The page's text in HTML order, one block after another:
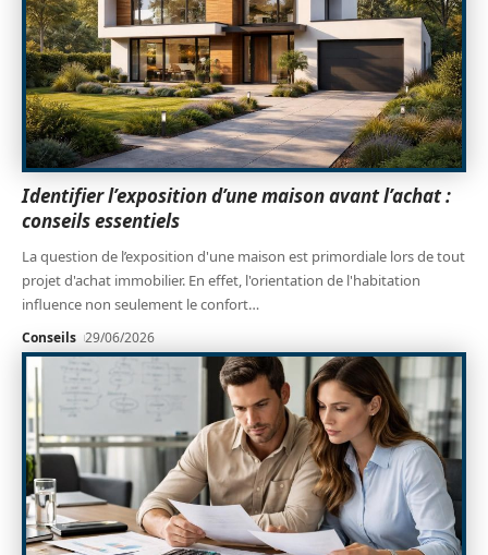
Identifier l’exposition d’une maison avant l’achat :
conseils essentiels
La question de l’exposition d'une maison est primordiale lors de tout
projet d'achat immobilier. En effet, l'orientation de l'habitation
influence non seulement le confort…
Conseils 29/06/2026